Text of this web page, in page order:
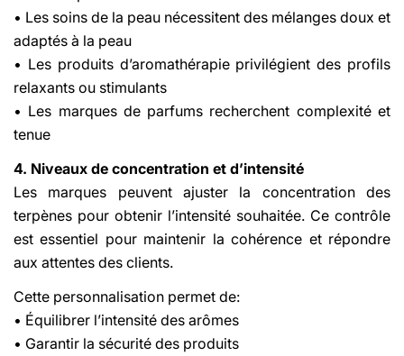
• Les soins de la peau nécessitent des mélanges doux et
adaptés à la peau
• Les produits d’aromathérapie privilégient des profils
relaxants ou stimulants
• Les marques de parfums recherchent complexité et
tenue
4. Niveaux de concentration et d’intensité
Les marques peuvent ajuster la concentration des
terpènes pour obtenir l’intensité souhaitée. Ce contrôle
est essentiel pour maintenir la cohérence et répondre
aux attentes des clients.
Cette personnalisation permet de:
• Équilibrer l’intensité des arômes
• Garantir la sécurité des produits